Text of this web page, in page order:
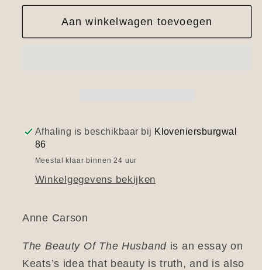
voor
Beauty
voor
The
Beauty
Aan winkelwagen toevoegen
Afhaling is beschikbaar bij Kloveniersburgwal
86
Meestal klaar binnen 24 uur
Winkelgegevens bekijken
Anne Carson
The Beauty Of The Husband is an essay on
Keats’s idea that beauty is truth, and is also